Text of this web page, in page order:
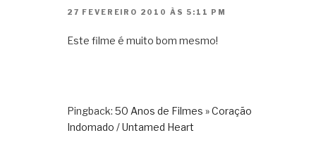
27 FEVEREIRO 2010 ÀS 5:11 PM
Este filme é muito bom mesmo!
Pingback: 50 Anos de Filmes » Coração
Indomado / Untamed Heart